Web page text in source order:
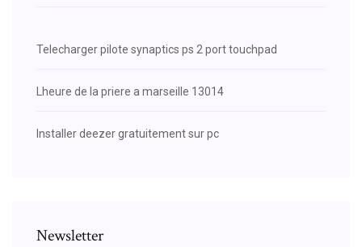
Telecharger pilote synaptics ps 2 port touchpad
Lheure de la priere a marseille 13014
Installer deezer gratuitement sur pc
Newsletter